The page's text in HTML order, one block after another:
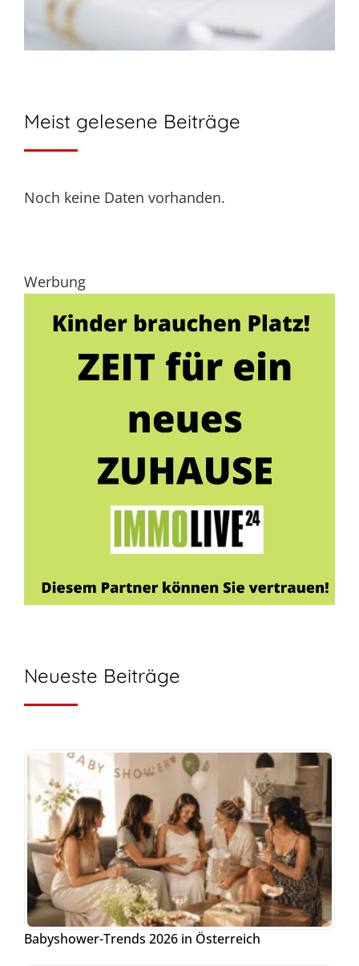
Meist gelesene Beiträge
Noch keine Daten vorhanden.
Werbung
Neueste Beiträge
Babyshower-Trends 2026 in Österreich